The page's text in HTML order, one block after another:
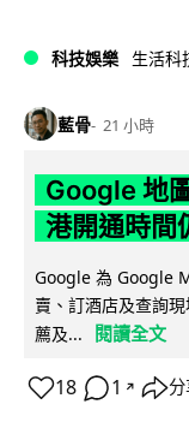
科技娛樂 生活科
藍骨 21 小時
Google 地
港開通時間
Google 為 Google
賣、訂酒店及查詢
薦及...
閱讀全文
18 1 ↗